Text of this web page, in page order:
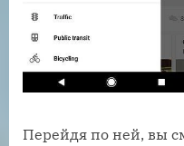
Перейдя по ней, вы